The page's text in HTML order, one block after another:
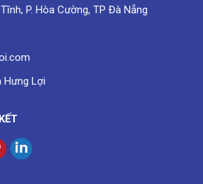
P. Hòa Cường, TP Đà Nẵng
Hưng Lợi